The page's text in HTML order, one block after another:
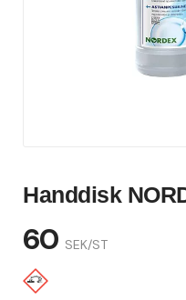
Handdisk
60 SEK/ST